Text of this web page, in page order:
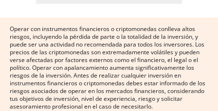
Operar con instrumentos financieros o criptomonedas conlleva altos
riesgos, incluyendo la pérdida de parte o la totalidad de la inversión, y
puede ser una actividad no recomendada para todos los inversores. Los
precios de las criptomonedas son extremadamente volátiles y pueden
verse afectadas por factores externos como el financiero, el legal o el
político. Operar con apalancamiento aumenta significativamente los
riesgos de la inversión. Antes de realizar cualquier inversión en
instrumentos financieros o criptomonedas debes estar informado de los
riesgos asociados de operar en los mercados financieros, considerando
tus objetivos de inversión, nivel de experiencia, riesgo y solicitar
asesoramiento profesional en el caso de necesitarlo.